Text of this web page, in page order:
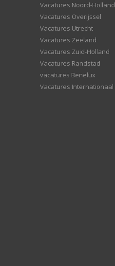
Vacatures Noord-Holland
Vacatures Overijssel
Vacatures Utrecht
Vacatures Zeeland
Vacatures Zuid-Holland
Vacatures Randstad
vacatures Benelux
Vacatures Internationaal